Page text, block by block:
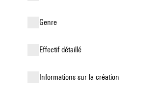
genre
effectif détaillé
informations sur la création